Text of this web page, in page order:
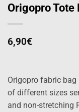
Origopro Tote
6,90€
Origopro fabric
of different sizes
and non-stretching